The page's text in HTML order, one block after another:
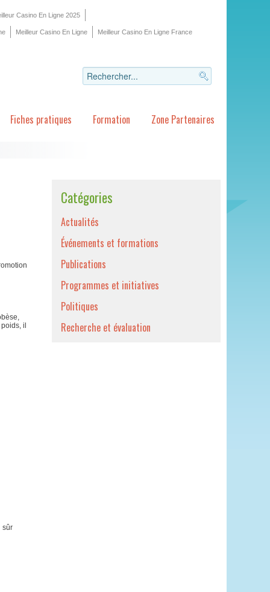
Casino En Ligne 2025
Meilleur Casino En Ligne Meilleur Casino En Ligne France
Fiches pratiques Formation Zone Partenaires
il
sûr
Catégories
Actualités
Événements et formations
Publications
Programmes et initiatives
Politiques
Recherche et évaluation